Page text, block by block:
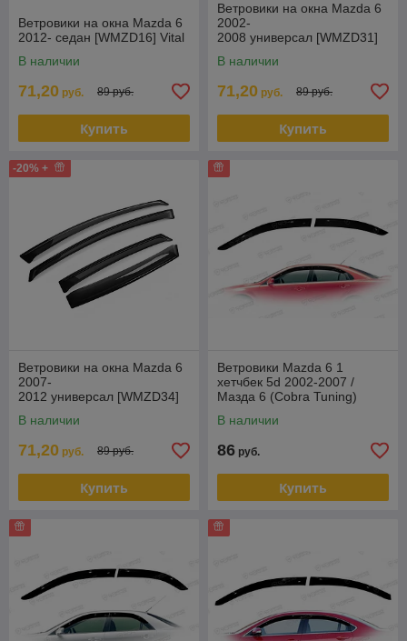
Ветровики на окна Mazda 6
2012- седан [WMZD16] Vital
В наличии
71,20 руб. 89 руб.
Купить
Ветровики на окна Mazda 6
2002-
2008 универсал [WMZD31]
В наличии
71,20 руб. 89 руб.
Купить
-20% +
Ветровики на окна Mazda 6
2007-
2012 универсал [WMZD34]
В наличии
71,20 руб. 89 руб.
Купить
Ветровики Mazda 6 1
хетчбек 5d 2002-2007 /
Мазда 6 (Cobra Tuning)
В наличии
86 руб.
Купить